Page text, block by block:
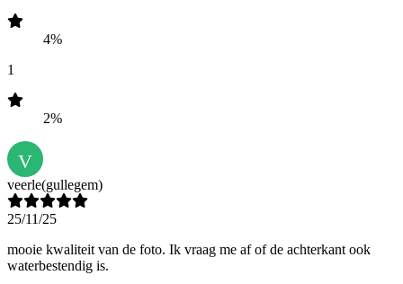
4%
1
2%
V
veerle(gullegem)
25/11/25
mooie kwaliteit van de foto. Ik vraag me af of de achterkant ook
waterbestendig is.